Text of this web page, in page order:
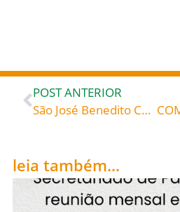
POST ANTERIOR
São José Benedito Cotolengo (1786 – 1842), modelo de confiança na divina providência, celebrado hoje, 30, roga por todos nós!
leia também...